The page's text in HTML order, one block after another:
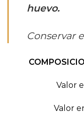
huevo.
Conservar
Valor
Valor